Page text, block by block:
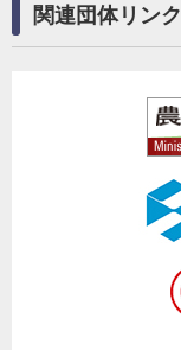
関連団体リンク